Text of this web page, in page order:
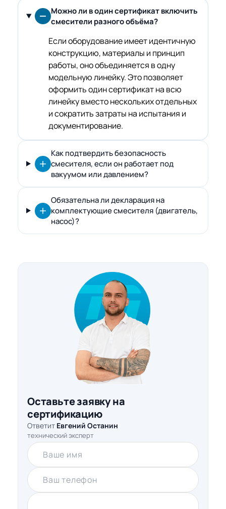
Можно ли в один сертификат включить
смесители разного объёма?
Если оборудование имеет идентичную
конструкцию, материалы и принцип
работы, оно объединяется в одну
модельную линейку. Это позволяет
оформить один сертификат на всю
линейку вместо нескольких отдельных
и сократить затраты на испытания и
документирование.
Как подтвердить безопасность
смесителя, если он работает под
вакуумом или давлением?
Обязательна ли декларация на
комплектующие смесителя (двигатель,
насос)?
Оставьте заявку на
сертификацию
Ответит Евгений Останин
технический эксперт
Ваше имя
Ваш телефон